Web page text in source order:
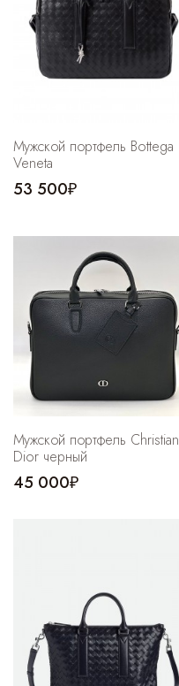
Мужской портфель Bottega
Veneta
53 500₽
Мужской портфель Christian
Dior черный
45 000₽
Cпортивные брюки
Комбинезоны